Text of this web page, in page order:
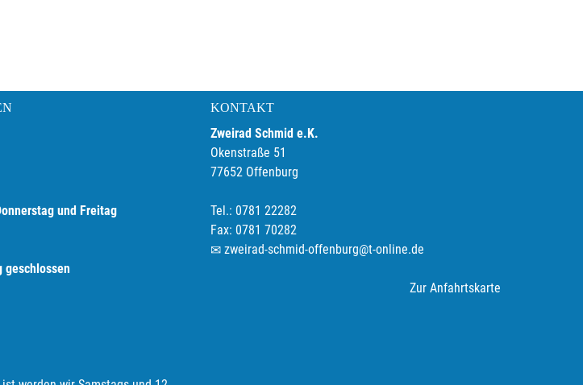
und Freitag
geschlossen
KONTAKT
Zweirad Schmid e.K.
Okenstraße 51
77652 Offenburg
Tel.: 0781 22282
Fax: 0781 70282
zweirad-schmid-offenburg@t-online.de
Zur Anfahrtskarte